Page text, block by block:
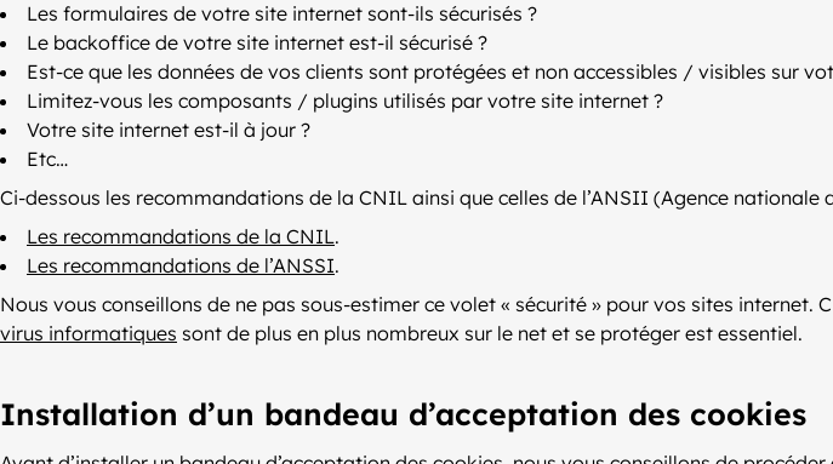
Les formulaires de votre site internet sont-ils sécurisés ?
Le backoffice de votre site internet est-il sécurisé ?
Est-ce que les données de vos clients sont protégées et non accessibles / visibles sur
Limitez-vous les composants / plugins utilisés par votre site internet ?
Votre site internet est-il à jour ?
Etc…
Ci-dessous les recommandations de la CNIL ainsi que celles de l’ANSII (Agence nationale
Les recommandations de la CNIL.
Les recommandations de l’ANSSI.
Nous vous conseillons de ne pas sous-estimer ce volet « sécurité » pour vos sites
virus informatiques sont de plus en plus nombreux sur le net et se protéger est essentiel.
Installation d’un bandeau d’acceptation des cookies